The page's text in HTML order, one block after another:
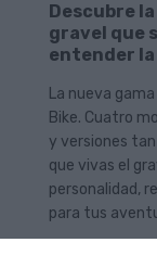
Descubre
gravel que
entender
La nueva
Bike. Cuatro
y versiones
que vivas el
personalidad,
para tus